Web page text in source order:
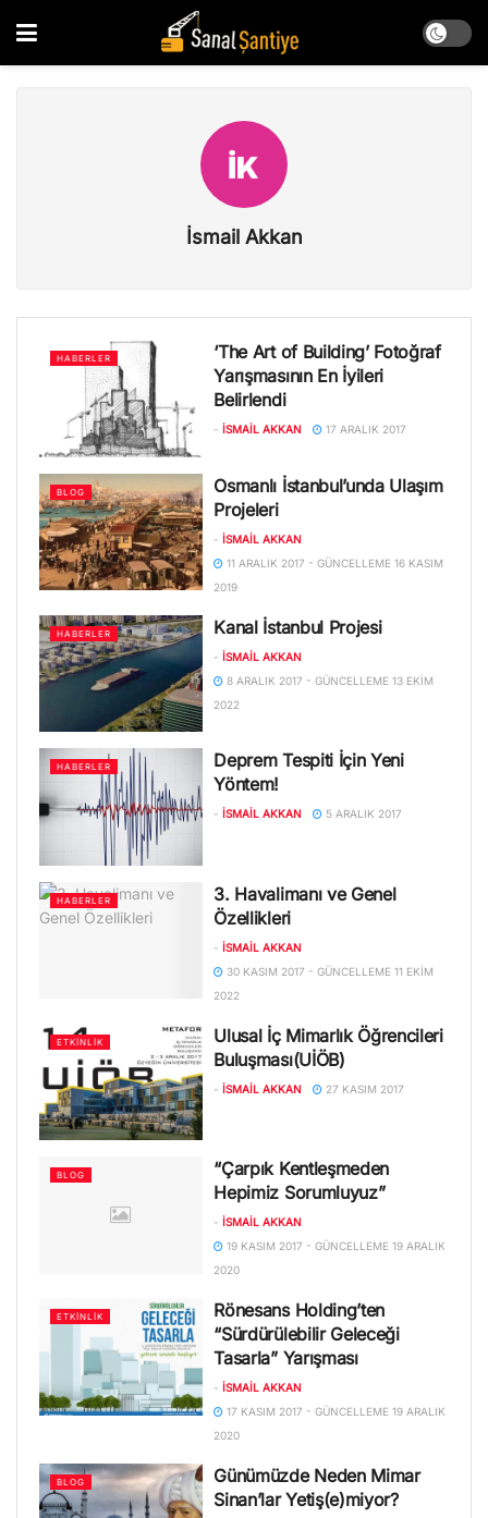
İsmail Akkan
HABERLER
‘The Art of Building’ Fotoğraf
Yarışmasının En İyileri
Belirlendi
- İSMAIL AKKAN 17 ARALIK 2017
BLOG
Osmanlı İstanbul’unda Ulaşım
Projeleri
- İSMAIL AKKAN
11 ARALIK 2017 - GÜNCELLEME 16 KASIM
2019
HABERLER Kanal İstanbul Projesi
- İSMAIL AKKAN
8 ARALIK 2017 - GÜNCELLEME 13 EKIM
2022
HABERLER
Deprem Tespiti İçin Yeni
Yöntem!
- İSMAIL AKKAN 5 ARALIK 2017
HABERLER
3. Havalimanı ve Genel
Özellikleri
- İSMAIL AKKAN
30 KASIM 2017 - GÜNCELLEME 11 EKIM
2022
ETKINLIK
Ulusal İç Mimarlık Öğrencileri
Buluşması(UİÖB)
- İSMAIL AKKAN 27 KASIM 2017
BLOG
“Çarpık Kentleşmeden
Hepimiz Sorumluyuz”
- İSMAIL AKKAN
19 KASIM 2017 - GÜNCELLEME 19 ARALIK
2020
ETKINLIK
Rönesans Holding’ten
“Sürdürülebilir Geleceği
Tasarla” Yarışması
- İSMAIL AKKAN
17 KASIM 2017 - GÜNCELLEME 19 ARALIK
2020
BLOG
Günümüzde Neden Mimar
Sinan’lar Yetiş(e)miyor?